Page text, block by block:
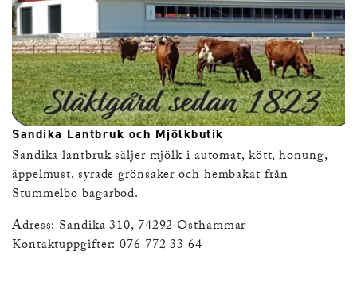
Sandika Lantbruk och Mjölkbutik
Sandika lantbruk säljer mjölk i automat, kött, honung,
äppelmust, syrade grönsaker och hembakat från
Stummelbo bagarbod.
Adress: Sandika 310, 74292 Östhammar
Kontaktuppgifter: 076 772 33 64